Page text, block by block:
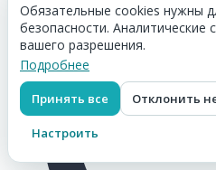
Обязательные cookies нужны
безопасности.
вашего разрешения.
Подробнее
Принять все Отклонить
Настроить